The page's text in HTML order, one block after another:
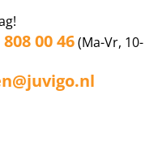
00 46(Ma-Vr, 10-